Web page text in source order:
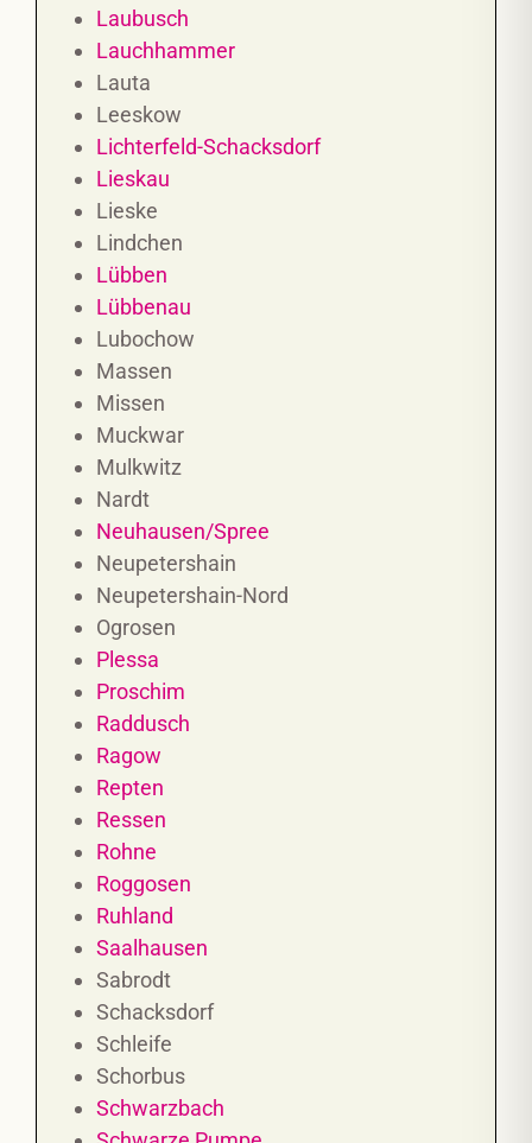
Laubusch
Lauchhammer
Lauta
Leeskow
Lichterfeld-Schacksdorf
Lieskau
Lieske
Lindchen
Lübben
Lübbenau
Lubochow
Massen
Missen
Muckwar
Mulkwitz
Nardt
Neuhausen/Spree
Neupetershain
Neupetershain-Nord
Ogrosen
Plessa
Proschim
Raddusch
Ragow
Repten
Ressen
Rohne
Roggosen
Ruhland
Saalhausen
Sabrodt
Schacksdorf
Schleife
Schorbus
Schwarzbach